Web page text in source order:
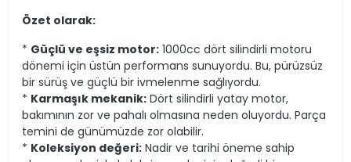
Özet olarak:
* Güçlü ve eşsiz motor: 1000cc dört silindirli motoru
dönemi için üstün performans sunuyordu. Bu, pürüzsüz
bir sürüş ve güçlü bir ivmelenme sağlıyordu.
* Karmaşık mekanik: Dört silindirli yatay motor,
bakımının zor ve pahalı olmasına neden oluyordu. Parça
temini de günümüzde zor olabilir.
* Koleksiyon değeri: Nadir ve tarihi öneme sahip